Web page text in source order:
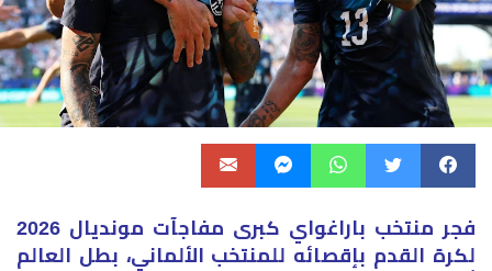
​فجر منتخب باراغواي كبرى مفاجآت مونديال 2026
لكرة القدم بإقصائه للمنتخب الألماني، بطل العالم